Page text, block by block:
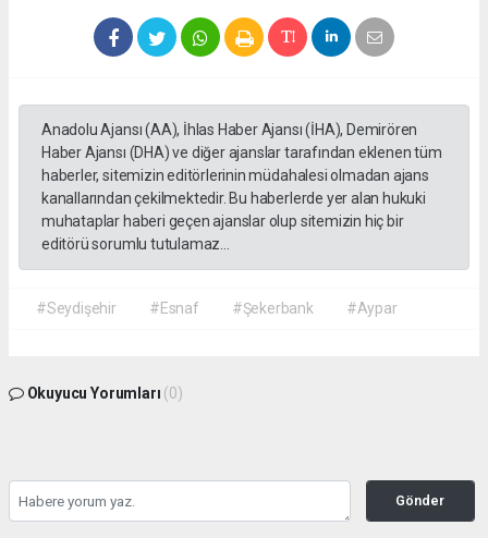
Anadolu Ajansı (AA), İhlas Haber Ajansı (İHA), Demirören
Haber Ajansı (DHA) ve diğer ajanslar tarafından eklenen tüm
haberler, sitemizin editörlerinin müdahalesi olmadan ajans
kanallarından çekilmektedir. Bu haberlerde yer alan hukuki
muhataplar haberi geçen ajanslar olup sitemizin hiç bir
editörü sorumlu tutulamaz...
#Seydişehir #Esnaf #Şekerbank #Aypar
Okuyucu Yorumları (0)
Gönder